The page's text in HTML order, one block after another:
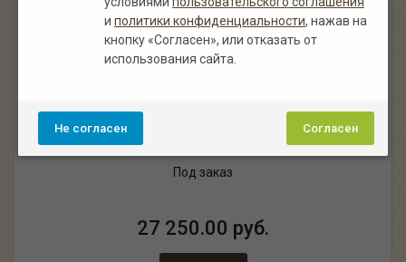
из массива сосны цвет палисандр
Под заказ
27 250.00 руб.
и политики конфиденциальности, нажав на
кнопку «Согласен», или отказать от
использования сайта.
Согласен
Не согласен